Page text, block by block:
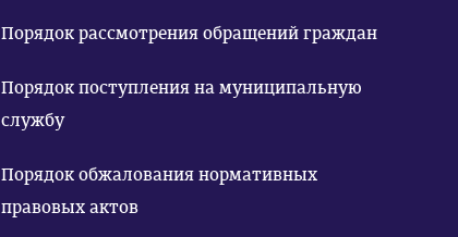
Порядок рассмотрения обращений граждан
Порядок поступления на муниципальную
службу
Порядок обжалования нормативных
правовых актов